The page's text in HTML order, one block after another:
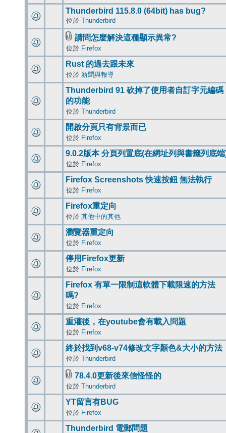
Thunderbird 115.8.0 (64bit) has bug?
位於 Thunderbird
請問怎麼解決這種顯示異常?
位於 Firefox
Rust 的過去跟未來
位於 新聞與報導
Thunderbird 91 砍掉了使用者自訂字元編碼
的功能
位於 Thunderbird
開啟分頁只有背景而已
位於 Firefox
9.0.2版本 分頁列置底(在網址列與書籤列底
位於 Firefox
Firefox Screenshots 快速按鈕 無法執行
位於 Firefox
Firefox重定向
位於 其他中的其他
瀏覽器重定向
位於 Firefox
停用Firefox更新
位於 Firefox
Firefox 有單一限制這軟體下載限速的方法
嗎?
位於 Firefox
重灌後，在youtube會有載入問題
位於 Firefox
終於找到v68-v74修改文字顏色&大小的方法
位於 Thunderbird
78.4.0更新後來信怪怪的
位於 Thunderbird
YT留言有BUG
位於 Firefox
Thunderbird 電郵問題